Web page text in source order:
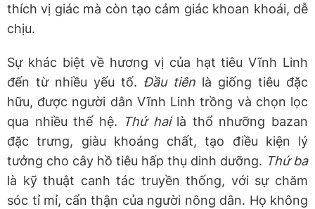
thích vị giác mà còn tạo cảm giác khoan khoái, dễ
chịu.
Sự khác biệt về hương vị của hạt tiêu Vĩnh Linh
đến từ nhiều yếu tố. Đầu tiên là giống tiêu đặc
hữu, được người dân Vĩnh Linh trồng và chọn lọc
qua nhiều thế hệ.
Thứ hailà thổ nhưỡng bazan
đặc trưng, giàu khoáng chất, tạo điều kiện lý
tưởng cho cây hồ tiêu hấp thụ dinh dưỡng. Thứ ba
là kỹ thuật canh tác truyền thống, với sự chăm
sóc tỉ mỉ, cẩn thận của người nông dân. Họ không